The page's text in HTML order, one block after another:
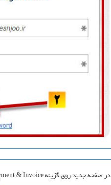
در صفحه جدید روی گزینه Payment & Invoice کلیک کرده و سپس Pay Us انتخاب شود.